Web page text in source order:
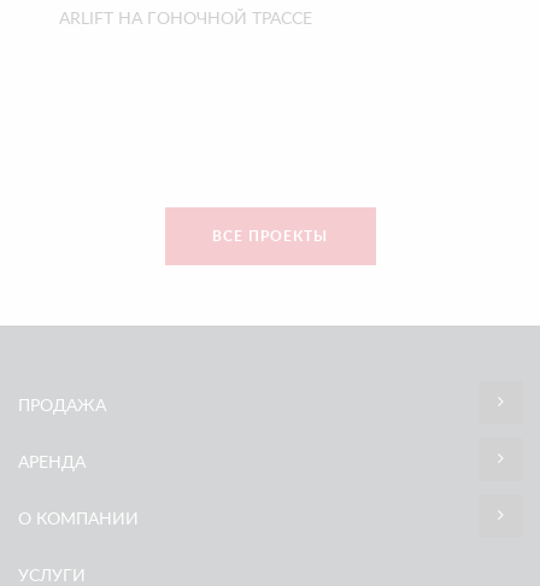
ARLIFT НА ГОНОЧНОЙ ТРАССЕ
ВСЕ ПРОЕКТЫ
ПРОДАЖА
АРЕНДА
О КОМПАНИИ
УСЛУГИ